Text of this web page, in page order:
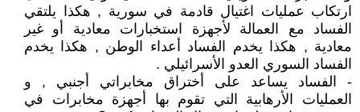
ارتكاب عمليات اغتيال قادمة في سورية , هكذا يلتقي
الفساد مع العمالة لأجهزة استخبارات معادية أو غير
معادية , هكذا يخدم الفساد أعداء الوطن , هكذا يخدم
الفساد السوري العدو الأسرائيلي .
- الفساد يساعد على أختراق مخابراتي أجنبي , و
العمليات الأرهابية التي تقوم بها أجهزة مخابرات في